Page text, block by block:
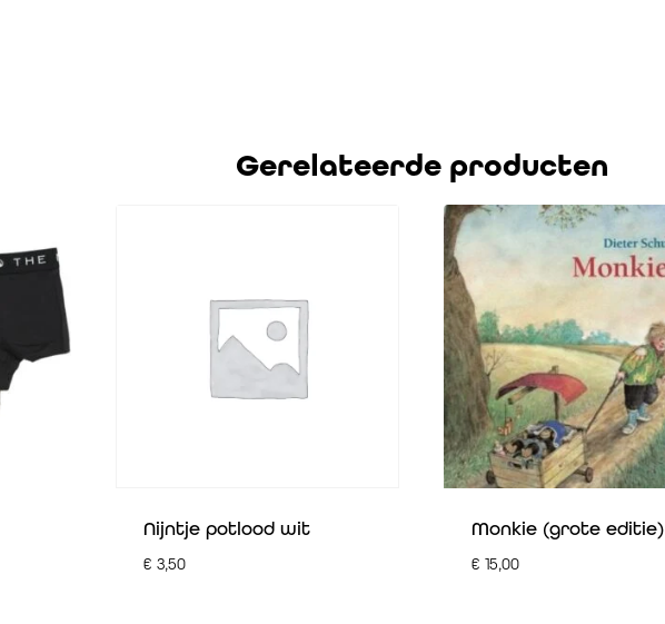
Gerelateerde producten
Nijntje potlood wit
€ 3,50
Monkie (grote editie)
€ 15,00